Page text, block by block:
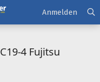
Anmelden
4 Fujitsu